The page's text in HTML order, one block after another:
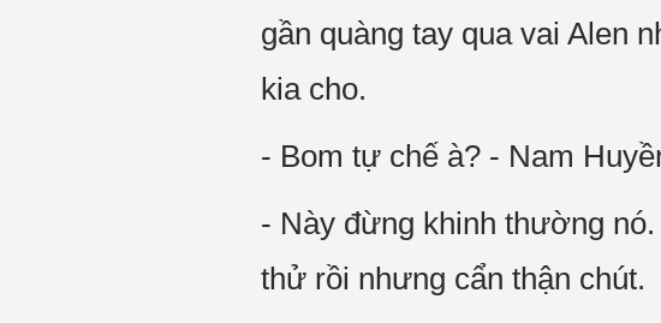
gần quàng tay qua vai Alen
kia cho.
- Bom tự chế à? - Nam
- Này đừng khinh thường
thử rồi nhưng cẩn thận chút.